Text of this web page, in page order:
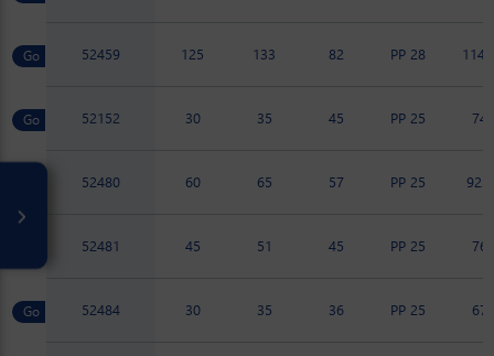
52459 125 133 82 PP 28
52152 30 35 45 PP 25 74
52480 60 65 57 PP 25 92.7
52481 45 51 45 PP 25 76
52484 30 35 36 PP 25 67